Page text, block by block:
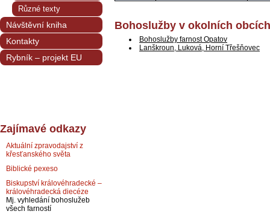
Bohoslužby v okolních obcích
Bohoslužby farnost Opatov
Lanškroun, Luková, Horní Třešňovec
Různé texty
Návštěvní kniha
Kontakty
Rybník – projekt EU
Zajímavé odkazy
Aktuální zpravodajství z
křesťanského světa
Biblické pexeso
Biskupství královéhradecké –
královéhradecká diecéze
Mj. vyhledání bohoslužeb
všech farností